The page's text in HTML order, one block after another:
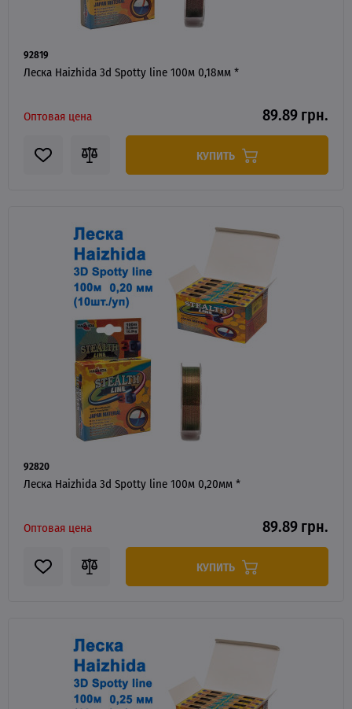
92819
Леска Haizhida 3d Spotty line 100м 0,18мм *
Оптовая цена 89.89 грн.
КУПИТЬ
92820
Леска Haizhida 3d Spotty line 100м 0,20мм *
Оптовая цена 89.89 грн.
КУПИТЬ